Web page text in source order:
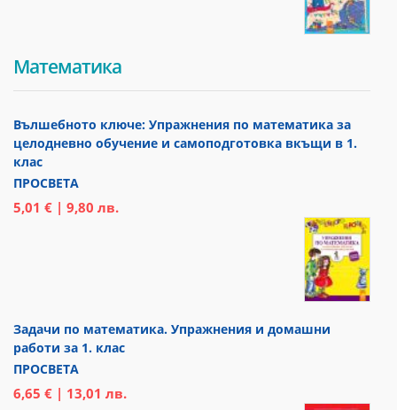
Математика
Вълшебното ключе: Упражнения по математика за
целодневно обучение и самоподготовка вкъщи в 1.
клас
ПРОСВЕТА
5,01 € | 9,80 лв.
Задачи по математика. Упражнения и домашни
работи за 1. клас
ПРОСВЕТА
6,65 € | 13,01 лв.